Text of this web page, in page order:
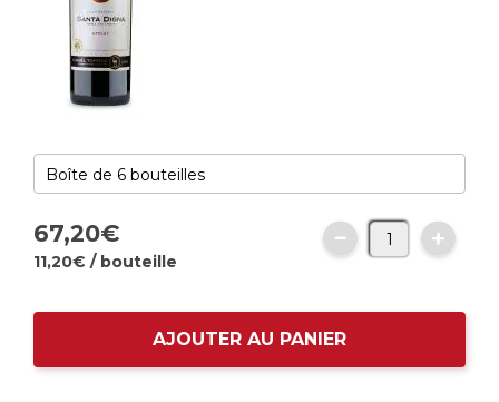
67,20€
11,20€ / bouteille
AJOUTER AU PANIER